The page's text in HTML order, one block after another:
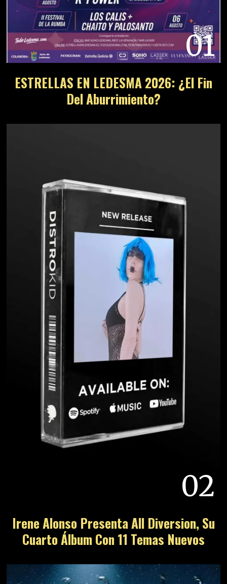
01
ESTRELLAS EN LEDESMA 2026: ¿El Fin
Del Aburrimiento?
02
Irene Alonso Presenta All Diversion, Su
Cuarto Álbum Con 11 Temas Nuevos